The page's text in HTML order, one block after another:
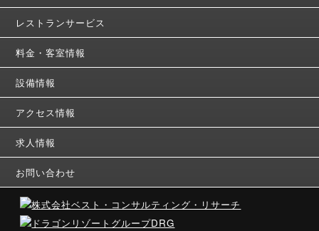
レストランサービス
料金・客室情報
設備情報
アクセス情報
求人情報
お問い合わせ